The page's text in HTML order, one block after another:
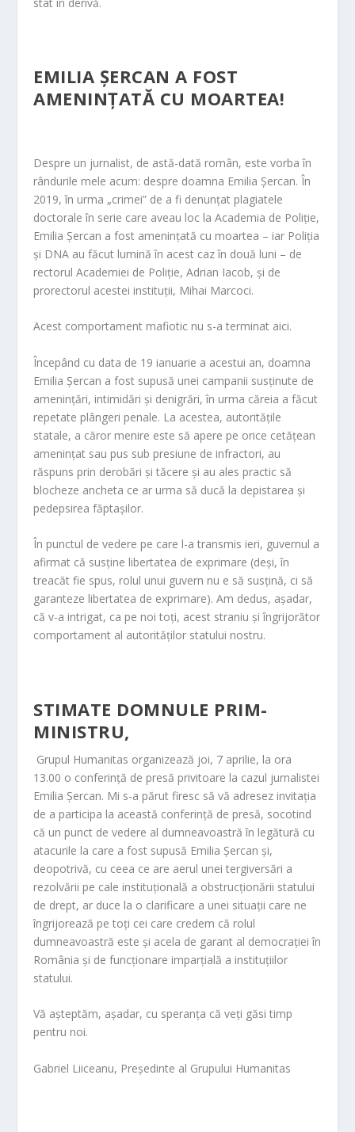
EMILIA ȘERCAN A FOST
AMENINȚATĂ CU MOARTEA!
Despre un jurnalist, de astă-dată român, este vorba în
rândurile mele acum: despre doamna Emilia Șercan. În
2019, în urma „crimei” de a fi denunțat plagiatele
doctorale în serie care aveau loc la Academia de Poliție,
Emilia Șercan a fost amenințată cu moartea – iar Poliția
și DNA au făcut lumină în acest caz în două luni – de
rectorul Academiei de Poliție, Adrian Iacob, și de
prorectorul acestei instituții, Mihai Marcoci.
Acest comportament mafiotic nu s-a terminat aici.
Începând cu data de 19 ianuarie a acestui an, doamna
Emilia Șercan a fost supusă unei campanii susținute de
amenințări, intimidări și denigrări, în urma căreia a făcut
repetate plângeri penale. La acestea, autoritățile
statale, a căror menire este să apere pe orice cetățean
amenințat sau pus sub presiune de infractori, au
răspuns prin derobări și tăcere și au ales practic să
blocheze ancheta ce ar urma să ducă la depistarea și
pedepsirea făptașilor.
În punctul de vedere pe care l-a transmis ieri, guvernul a
afirmat că susține libertatea de exprimare (deși, în
treacăt fie spus, rolul unui guvern nu e să susțină, ci să
garanteze libertatea de exprimare). Am dedus, așadar,
că v-a intrigat, ca pe noi toți, acest straniu și îngrijorător
comportament al autorităților statului nostru.
STIMATE DOMNULE PRIM-
MINISTRU,
Grupul Humanitas organizează joi, 7 aprilie, la ora
13.00 o conferință de presă privitoare la cazul jurnalistei
Emilia Șercan. Mi s-a părut firesc să vă adresez invitația
de a participa la această conferință de presă, socotind
că un punct de vedere al dumneavoastră în legătură cu
atacurile la care a fost supusă Emilia Șercan și,
deopotrivă, cu ceea ce are aerul unei tergiversări a
rezolvării pe cale instituțională a obstrucționării statului
de drept, ar duce la o clarificare a unei situații care ne
îngrijorează pe toți cei care credem că rolul
dumneavoastră este și acela de garant al democrației în
România și de funcționare imparțială a instituțiilor
statului.
Vă așteptăm, așadar, cu speranța că veți găsi timp
pentru noi.
Gabriel Liiceanu, Președinte al Grupului Humanitas